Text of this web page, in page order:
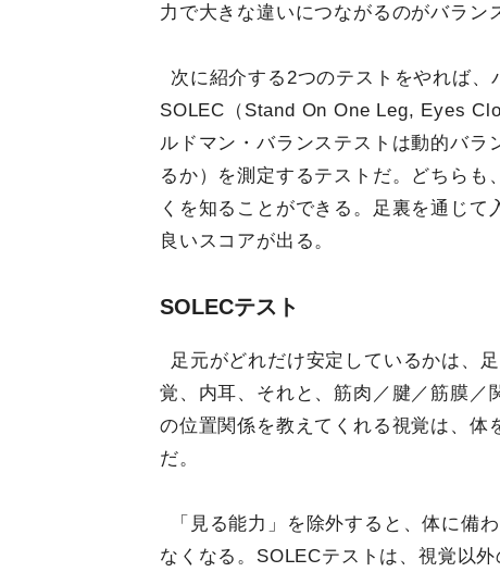
力で大きな違いにつながるのがバラン
次に紹介する2つのテストをやれば、
SOLEC（Stand On One Leg, Eyes
ルドマン・バランステストは動的バラ
るか）を測定するテストだ。どちらも
くを知ることができる。足裏を通じ
良いスコアが出る。
SOLECテスト
足元がどれだけ安定しているかは、
覚、内耳、それと、筋肉／腱／筋膜／
の位置関係を教えてくれる視覚は、体
だ。
「見る能力」を除外すると、体に備
なくなる。SOLECテストは、視覚以